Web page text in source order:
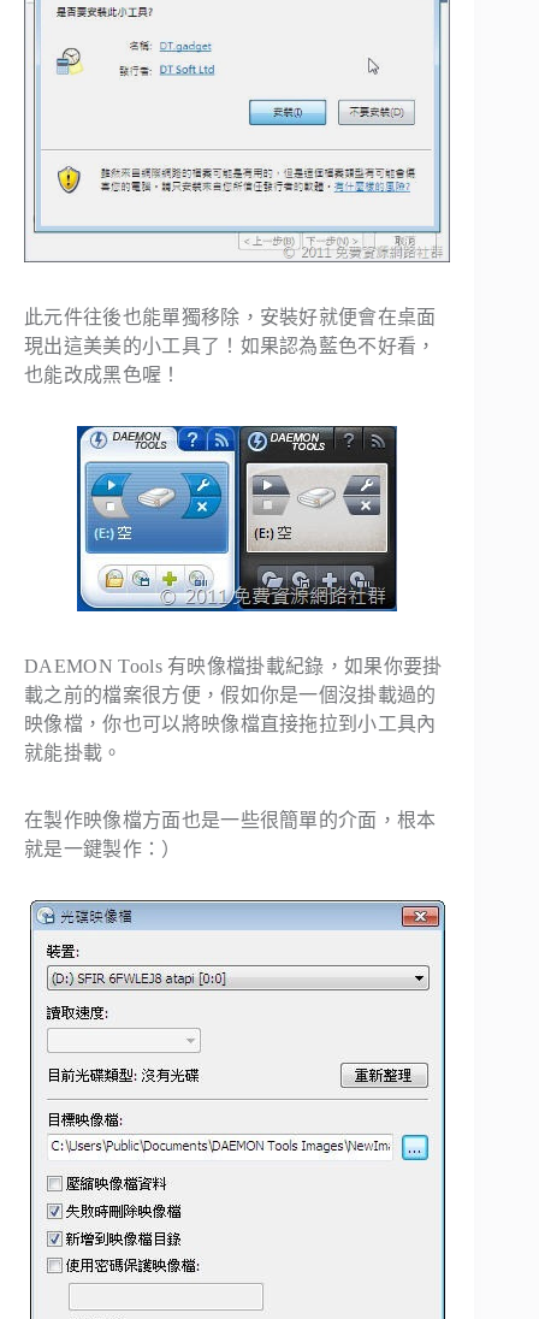
此元件往後也能單獨移除，安裝好就便會在桌面
現出這美美的小工具了！如果認為藍色不好看，
也能改成黑色喔！
DAEMON Tools 有映像檔掛載紀錄，如果你要掛
載之前的檔案很方便，假如你是一個沒掛載過的
映像檔，你也可以將映像檔直接拖拉到小工具內
就能掛載。
在製作映像檔方面也是一些很簡單的介面，根本
就是一鍵製作：）